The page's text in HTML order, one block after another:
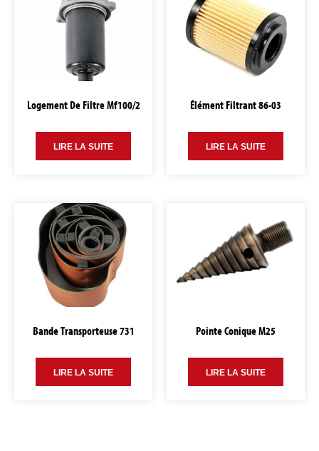
Logement De Filtre Mf100/2
LIRE LA SUITE
Élément Filtrant 86-03
LIRE LA SUITE
Bande Transporteuse 731
LIRE LA SUITE
Pointe Conique M25
LIRE LA SUITE